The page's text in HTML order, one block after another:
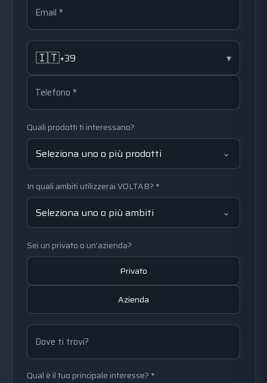
Email *
🇮🇹+39 ▾
Telefono *
Quali prodotti ti interessano?
Seleziona uno o più prodotti
In quali ambiti utilizzerai VOLTAB? *
Seleziona uno o più ambiti
Sei un privato o un'azienda?
Privato
Azienda
Dove ti trovi?
Qual è il tuo principale interesse? *